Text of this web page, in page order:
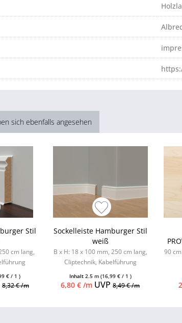
sich ebenfalls angesehen
Stil
cm lang,
€ / 1 )
8,32 € /m
Sockelleiste Hamburger Stil
weiß
B x H: 18 x 100 mm, 250 cm lang,
Cliptechnik, Kabelführung
Zubehör...
Inhalt 2.5 m (16,99 € / 1 )
6,80 € /m UVP8,49 € /m
90